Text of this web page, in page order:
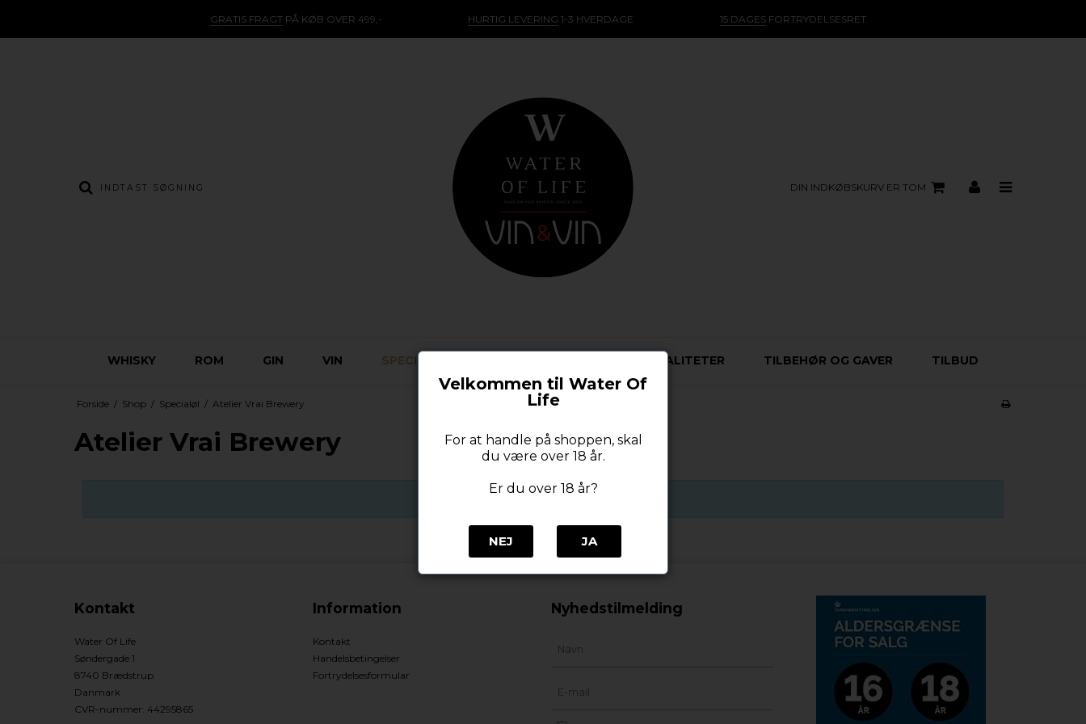
GRATIS FRAGTPÅ KØB OVER 499,- HURTIG LEVERING 1-3 HVERDAGE 15 DAGESFORTRYDELSESRET
DIN INDKØBSKURV ER TOM
WHISKY ROM GIN VIN SPECIALØL SPECIALITETER TILBEHØR OG GAVER TILBUD
Forside / Shop / Specialøl / Atelier Vrai Brewery
Atelier Vrai Brewery
Kontakt
Water Of Life
Søndergade 1
8740 Brædstrup
Danmark
CVR-nummer: 44295865
Information
Kontakt
Handelsbetingelser
Fortrydelsesformular
Nyhedstilmelding
Velkommen til Water Of
Life
For at handle på shoppen, skal
du være over 18 år.
Er du over 18 år?
NEJ JA